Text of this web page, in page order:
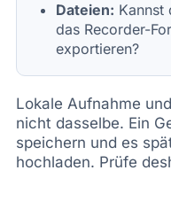
Dateien: Kannst
das Recorder-
exportieren?
Lokale Aufnahme
nicht dasselbe. Ein
speichern und es
hochladen. Prüfe